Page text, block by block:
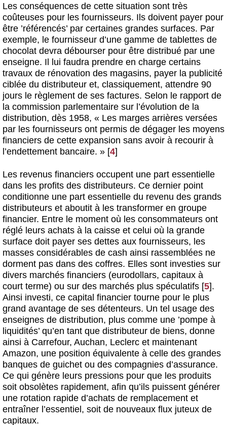
Les conséquences de cette situation sont très
coûteuses pour les fournisseurs. Ils doivent payer pour
être ’référencés’ par certaines grandes surfaces. Par
exemple, le fournisseur d’une gamme de tablettes de
chocolat devra débourser pour être distribué par une
enseigne. Il lui faudra prendre en charge certains
travaux de rénovation des magasins, payer la publicité
ciblée du distributeur et, classiquement, attendre 90
jours le règlement de ses factures. Selon le rapport de
la commission parlementaire sur l’évolution de la
distribution, dès 1958, « Les marges arrières versées
par les fournisseurs ont permis de dégager les moyens
financiers de cette expansion sans avoir à recourir à
l’endettement bancaire. » [4]
Les revenus financiers occupent une part essentielle
dans les profits des distributeurs. Ce dernier point
conditionne une part essentielle du revenu des grands
distributeurs et aboutit à les transformer en groupe
financier. Entre le moment où les consommateurs ont
réglé leurs achats à la caisse et celui où la grande
surface doit payer ses dettes aux fournisseurs, les
masses considérables de cash ainsi rassemblées ne
dorment pas dans des coffres. Elles sont investies sur
divers marchés financiers (eurodollars, capitaux à
court terme) ou sur des marchés plus spéculatifs [5].
Ainsi investi, ce capital financier tourne pour le plus
grand avantage de ses détenteurs. Un tel usage des
enseignes de distribution, plus comme une ’pompe à
liquidités’ qu’en tant que distributeur de biens, donne
ainsi à Carrefour, Auchan, Leclerc et maintenant
Amazon, une position équivalente à celle des grandes
banques de guichet ou des compagnies d’assurance.
Ce qui génère leurs pressions pour que les produits
soit obsolètes rapidement, afin qu’ils puissent générer
une rotation rapide d’achats de remplacement et
entraîner l’essentiel, soit de nouveaux flux juteux de
capitaux.